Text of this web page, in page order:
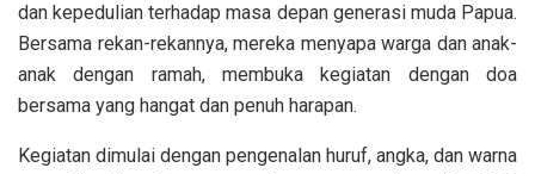
dan kepedulian terhadap masa depan generasi muda Papua.
Bersama rekan-rekannya, mereka menyapa warga dan anak-
anak dengan ramah, membuka kegiatan dengan doa
bersama yang hangat dan penuh harapan.
Kegiatan dimulai dengan pengenalan huruf, angka, dan warna